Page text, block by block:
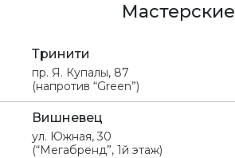
Мастерские
Тринити
пр. Я. Купалы, 87
(напротив “Green”)
Вишневец
ул. Южная, 30
(“Мегабренд”, 1й этаж)